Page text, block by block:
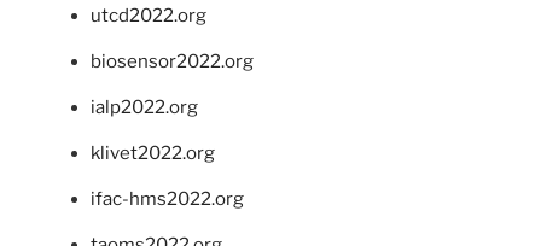
utcd2022.org
biosensor2022.org
ialp2022.org
klivet2022.org
ifac-hms2022.org